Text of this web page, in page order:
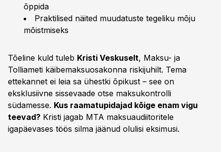
õppida
Praktilised näited muudatuste tegeliku mõju
mõistmiseks
Tõeline kuld tuleb Kristi Veskuselt, Maksu- ja
Tolliameti käibemaksuosakonna riskijuhilt. Tema
ettekannet ei leia sa ühestki õpikust – see on
eksklusiivne sissevaade otse maksukontrolli
südamesse. Kus raamatupidajad kõige enam vigu
teevad? Kristi jagab MTA maksuaudiitoritele
igapäevases töös silma jäänud olulisi eksimusi.